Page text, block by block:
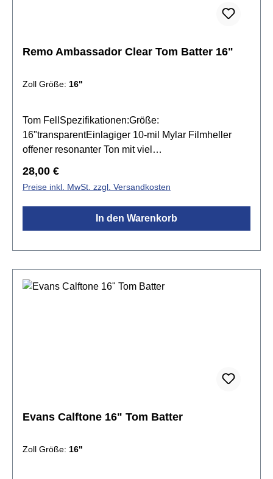
Remo Ambassador Clear Tom Batter 16"
Zoll Größe: 16"
Tom FellSpezifikationen:Größe:
16"transparentEinlagiger 10-mil Mylar Filmheller
offener resonanter Ton mit viel
mittellaute Spielweisenhervorragend für Pop, Jazz,
Fusion, Blues, R&B, Country, Folk oder akustische
Musikfür Live und Studio
Regulärer Preis:
28,00 €
Preise inkl. MwSt. zzgl. Versandkosten
In den Warenkorb
Evans Calftone 16" Tom Batter
Zoll Größe: 16"